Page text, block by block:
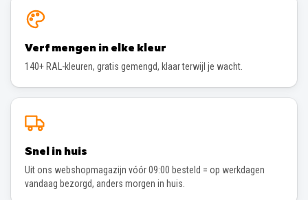
Verf mengen in elke kleur
140+ RAL-kleuren, gratis gemengd, klaar terwijl je wacht.
Snel in huis
Uit ons webshopmagazijn vóór 09:00 besteld = op werkdagen
vandaag bezorgd, anders morgen in huis.